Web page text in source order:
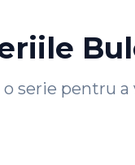
serie pentru